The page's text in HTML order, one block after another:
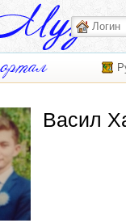
Васил